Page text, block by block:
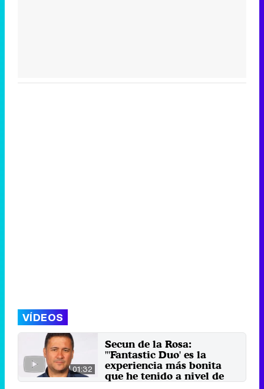
VÍDEOS
01:32
Secun de la Rosa:
"'Fantastic Duo' es la
experiencia más bonita
que he tenido a nivel de